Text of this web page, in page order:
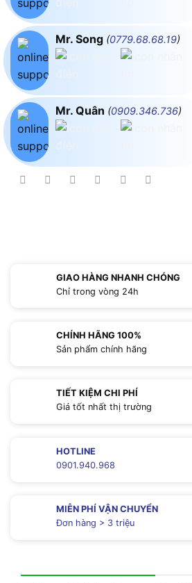
Mr. Song (0779.68.68.19)
Mr. Quân (0909.346.736)
GIAO HÀNG NHANH CHÓNG
Chỉ trong vòng 24h
CHÍNH HÃNG 100%
Sản phẩm chính hãng
TIẾT KIỆM CHI PHÍ
Giá tốt nhất thị trường
HOTLINE
0901.940.968
MIỄN PHÍ VẬN CHUYỂN
Đơn hàng > 3 triệu